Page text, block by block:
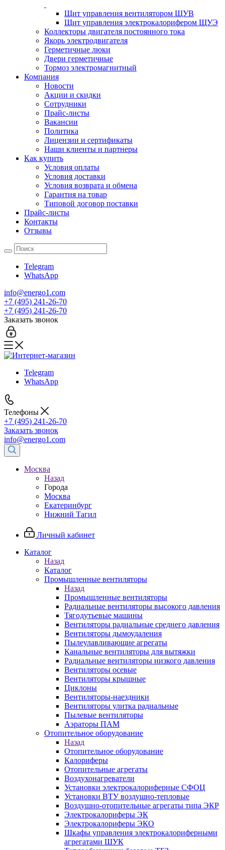
Щит управления вентилятором ЩУВ
Щит управления электрокалорифером ЩУЭ
Коллекторы двигателя постоянного тока
Якорь электродвигателя
Герметичные люки
Двери герметичные
Тормоз электромагнитный
Компания
Новости
Акции и скидки
Сотрудники
Прайс-листы
Вакансии
Политика
Лицензии и сертификаты
Наши клиенты и партнеры
Как купить
Условия оплаты
Условия доставки
Условия возврата и обмена
Гарантия на товар
Типовой договор поставки
Прайс-листы
Контакты
Отзывы
Telegram
WhatsApp
info@energo1.com
+7 (495) 241-26-70
+7 (495) 241-26-70
Заказать звонок
Telegram
WhatsApp
Телефоны
+7 (495) 241-26-70
Заказать звонок
info@energo1.com
Москва
Назад
Города
Москва
Екатеринбург
Нижний Тагил
Личный кабинет
Каталог
Назад
Каталог
Промышленные вентиляторы
Назад
Промышленные вентиляторы
Радиальные вентиляторы высокого давления
Тягодутьевые машины
Вентиляторы радиальные среднего давления
Вентиляторы дымоудаления
Пылеулавливающие агрегаты
Канальные вентиляторы для вытяжки
Радиальные вентиляторы низкого давления
Вентиляторы осевые
Вентиляторы крышные
Циклоны
Вентиляторы-наездники
Вентиляторы улитка радиальные
Пылевые вентиляторы
Аэраторы ПАМ
Отопительное оборудование
Назад
Отопительное оборудование
Калориферы
Отопительные агрегаты
Воздухонагреватели
Установки электрокалориферные СФОЦ
Установки ВТУ воздушно-тепловые
Воздушно-отопительные агрегаты типа ЭКР
Электрокалориферы ЭК
Электрокалориферы ЭКО
Шкафы управления электрокалориферными
агрегатами ШУК